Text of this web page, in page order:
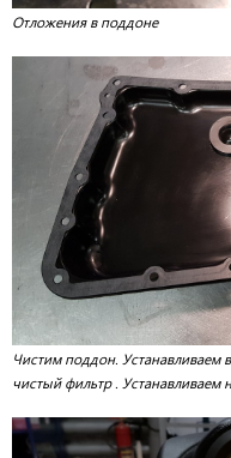
Отложения в поддоне
Чистим поддон. Устанавливаем
чистый фильтр .